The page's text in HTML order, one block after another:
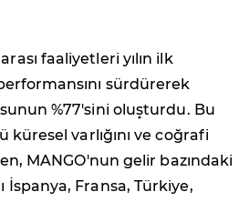
faaliyetleri yılın ilk
sürdürerek
%77'sini oluşturdu. Bu
varlığını ve coğrafi
MANGO'nun gelir bazındaki
İspanya, Fransa, Türkiye,